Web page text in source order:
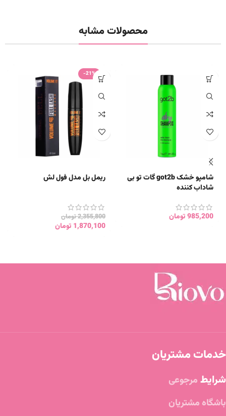
محصولات مشابه
شامپو خشک got2b گات تو بی
شاداب کننده
985,200تومان
-21%
ریمل بل مدل فول لش
2,355,800تومان
1,870,100 تومان
خدمات مشتریان
شرایط مرجوعی
باشگاه مشتریان